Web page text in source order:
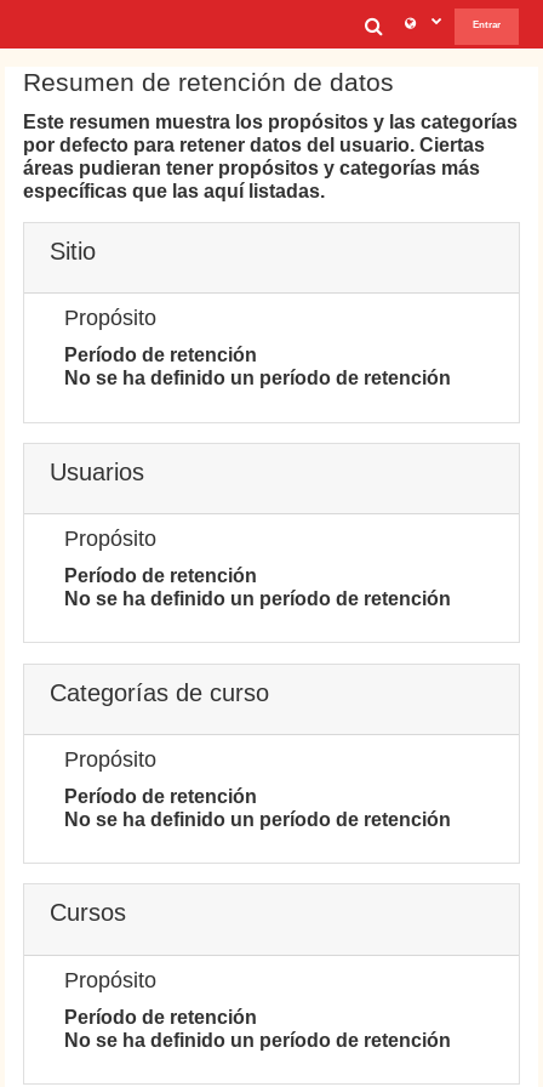
Selector de
Entrar
Resumen de retención de datos
Este resumen muestra los propósitos y las categorías
por defecto para retener datos del usuario. Ciertas
áreas pudieran tener propósitos y categorías más
específicas que las aquí listadas.
Sitio
Propósito
Período de retención
No se ha definido un período de retención
Usuarios
Propósito
Período de retención
No se ha definido un período de retención
Categorías de curso
Propósito
Período de retención
No se ha definido un período de retención
Cursos
Propósito
Período de retención
No se ha definido un período de retención